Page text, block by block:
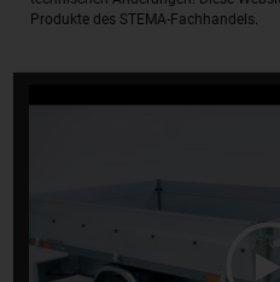
Produkte des STEMA-Fachhandels.